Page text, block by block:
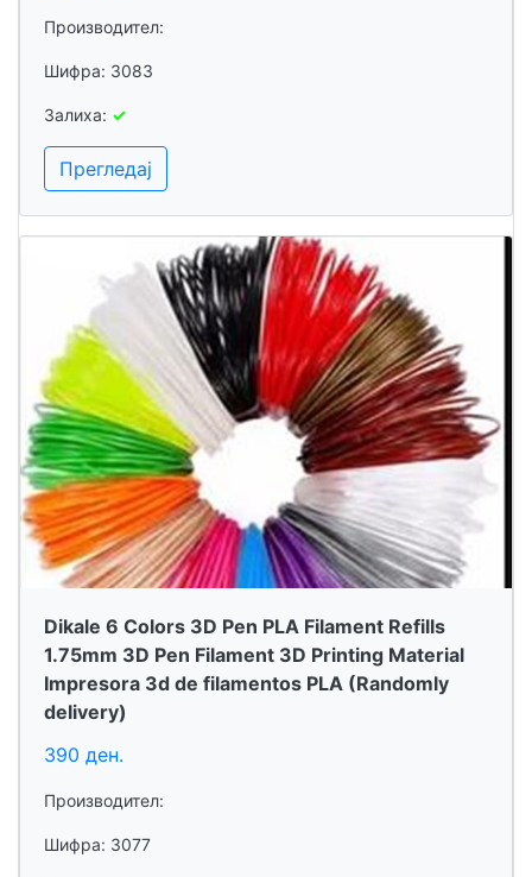
Производител:
Шифра: 3083
Залиха: ✓
Прегледај
Dikale 6 Colors 3D Pen PLA Filament Refills
1.75mm 3D Pen Filament 3D Printing Material
Impresora 3d de filamentos PLA (Randomly
delivery)
390 ден.
Производител:
Шифра: 3077